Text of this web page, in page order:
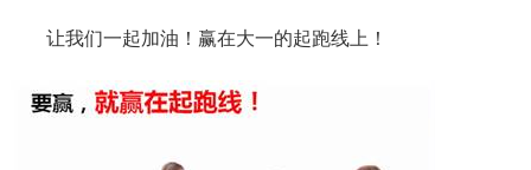
让我们一起加油！赢在大一的起跑线上！